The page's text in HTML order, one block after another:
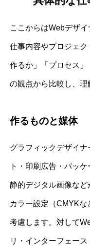
ここからはWebデザ
仕事内容やプロジェ
作るか」「プロセス」
の観点から比較し、理
作るものと媒体
グラフィックデザイ
ト・印刷広告・パッ
静的デジタル画像な
カラー設定（CMYK
考慮します。対して
リ・インターフェー